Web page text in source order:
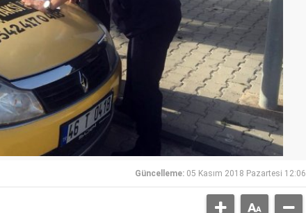
Güncelleme: 05 Kasım 2018 Pazartesi 12:06